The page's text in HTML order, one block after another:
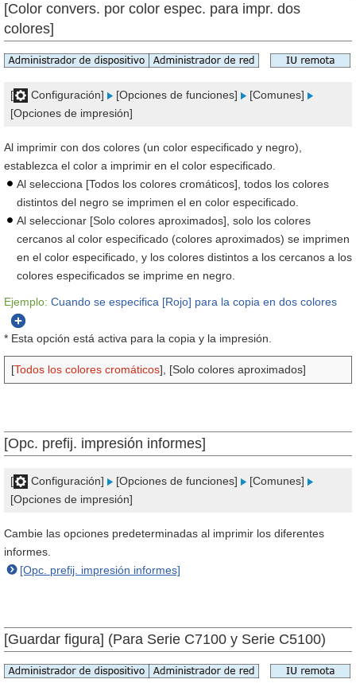
[Color convers. por color espec. para impr. dos
colores]
[ Configuración] [Opciones de funciones]
[Comunes]
[Opciones de impresión]
Al imprimir con dos colores (un color especificado y negro),
establezca el color a imprimir en el color especificado.
Al selecciona [Todos los colores cromáticos], todos los colores
distintos del negro se imprimen el en color especificado.
Al seleccionar [Solo colores aproximados], solo los colores
cercanos al color especificado (colores aproximados) se imprimen
en el color especificado, y los colores distintos a los cercanos a los
colores especificados se imprime en negro.
Ejemplo: Cuando se especifica [Rojo] para la copia en dos colores
* Esta opción está activa para la copia y la impresión.
[Todos los colores cromáticos], [Solo colores aproximados]
[Opc. prefij. impresión informes]
[ Configuración] [Opciones de funciones]
[Comunes]
[Opciones de impresión]
Cambie las opciones predeterminadas al imprimir los diferentes
informes.
[Opc. prefij. impresión informes]
[Guardar figura] (Para Serie C7100 y Serie C5100)